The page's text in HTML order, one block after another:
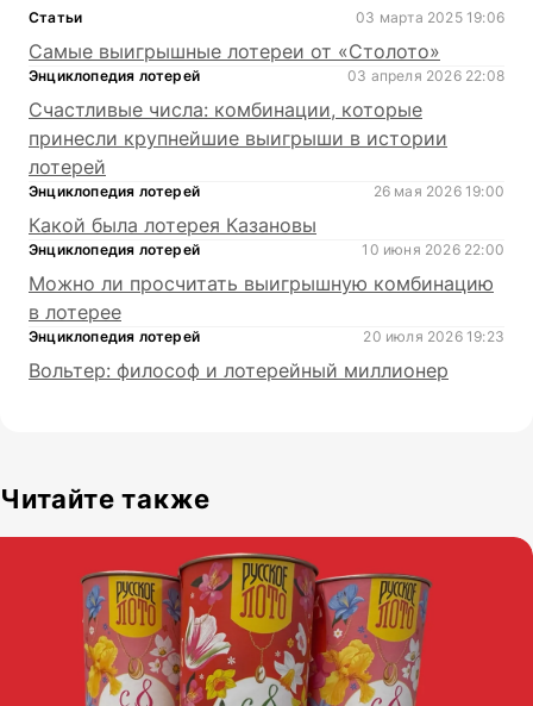
Статьи 03 марта 2025 19:06
Самые выигрышные лотереи от «Столото»
Энциклопедия лотерей 03 апреля 2026 22:08
Счастливые числа: комбинации, которые
принесли крупнейшие выигрыши в истории
лотерей
Энциклопедия лотерей 26 мая 2026 19:00
Какой была лотерея Казановы
Энциклопедия лотерей 10 июня 2026 22:00
Можно ли просчитать выигрышную комбинацию
в лотерее
Энциклопедия лотерей 20 июля 2026 19:23
Вольтер: философ и лотерейный миллионер
Читайте также